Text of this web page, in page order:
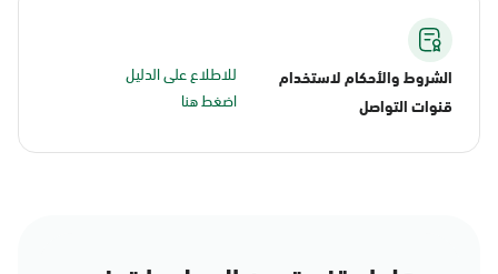
الشروط والأحكام لاستخدام
قنوات التواصل
للاطلاع على الدليل
اضغط هنا